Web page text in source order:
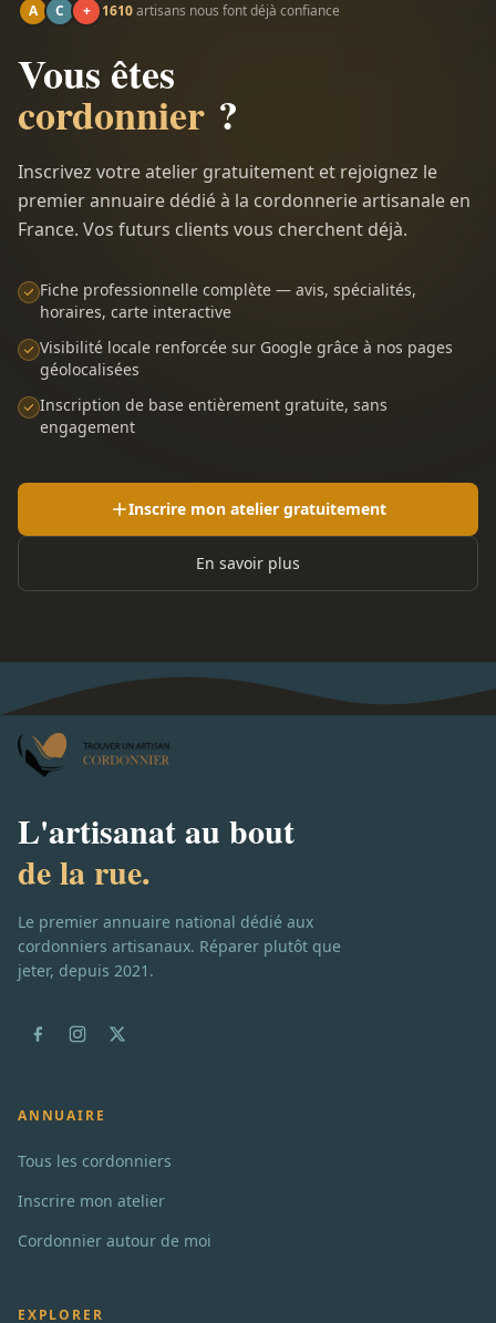
A C + 1610artisans nous font déjà confiance
Vous êtes
cordonnier ?
Inscrivez votre atelier gratuitement et rejoignez le
premier annuaire dédié à la cordonnerie artisanale en
France. Vos futurs clients vous cherchent déjà.
Fiche professionnelle complète — avis, spécialités,
horaires, carte interactive
Visibilité locale renforcée sur Google grâce à nos pages
géolocalisées
Inscription de base entièrement gratuite, sans
engagement
Inscrire mon atelier gratuitement
En savoir plus
L'artisanat au bout
de la rue.
Le premier annuaire national dédié aux
cordonniers artisanaux. Réparer plutôt que
jeter, depuis 2021.
ANNUAIRE
Tous les cordonniers
Inscrire mon atelier
Cordonnier autour de moi
EXPLORER